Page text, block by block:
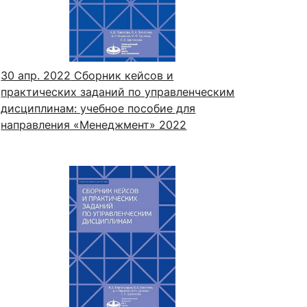
базы
ИИ в образовании
Студентам
Преподавателям
30 апр. 2022 Сборник кейсов и
практических заданий по управленческим
дисциплинам: учебное пособие для
направления «Менеджмент» 2022